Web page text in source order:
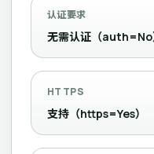
认证要求
无需认证（auth=No
HTTPS
支持（https=Yes）